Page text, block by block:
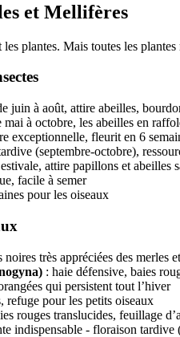
et Mellifères
plantes. Mais toutes les
juin à août, attire abeilles,
mai à octobre, les abeilles en
exceptionnelle, fleurit en 6
(septembre-octobre),
attire papillons et abeilles
facile à semer
pour les oiseaux
noires très appréciées des merles
: haie défensive, baies
qui persistent tout l’hiver
refuge pour les petits oiseaux
rouges translucides, feuillage
indispensable - floraison